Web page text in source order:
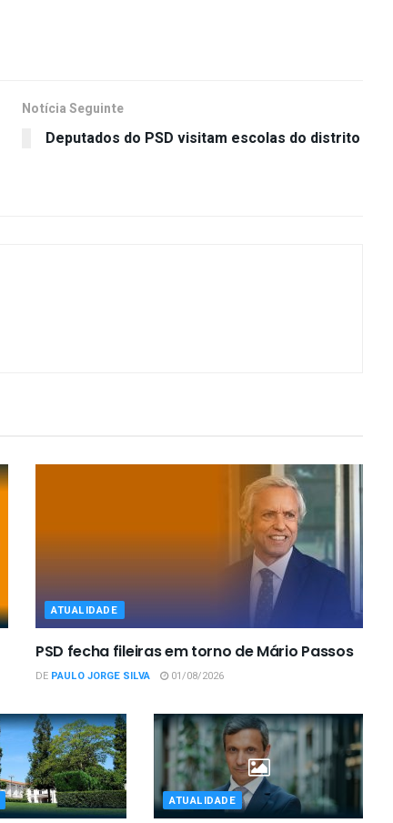
Notícia Seguinte
Deputados do PSD visitam escolas do distrito
ATUALIDADE
PSD fecha fileiras em torno de Mário Passos
DE PAULO JORGE SILVA 01/08/2026
ATUALIDADE